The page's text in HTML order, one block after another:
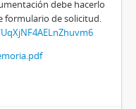
debe hacerlo
formulario de solicitud.